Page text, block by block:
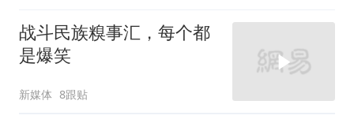
战斗民族糗事汇，每个都
是爆笑
新媒体 8跟贴